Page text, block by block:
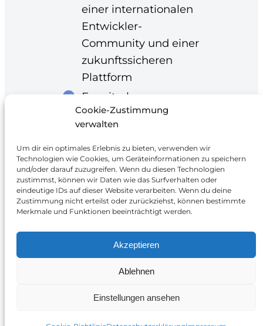
Cookie-Zustimmung
verwalten
Um dir ein optimales Erlebnis zu bieten, verwenden wir
Technologien wie Cookies, um Geräteinformationen zu speichern
und/oder darauf zuzugreifen. Wenn du diesen Technologien
zustimmst, können wir Daten wie das Surfverhalten oder
eindeutige IDs auf dieser Website verarbeiten. Wenn du deine
Zustimmung nicht erteilst oder zurückziehst, können bestimmte
Merkmale und Funktionen beeinträchtigt werden.
Akzeptieren
Ablehnen
Einstellungen ansehen
einer internationalen
Entwickler-
Community und einer
zukunftssicheren
Plattform
Erweiterbar um
zusätzliche Apps und
Integrationen
Smart Energy Solutions
Erlenstraße 36, 90441 Nürnberg